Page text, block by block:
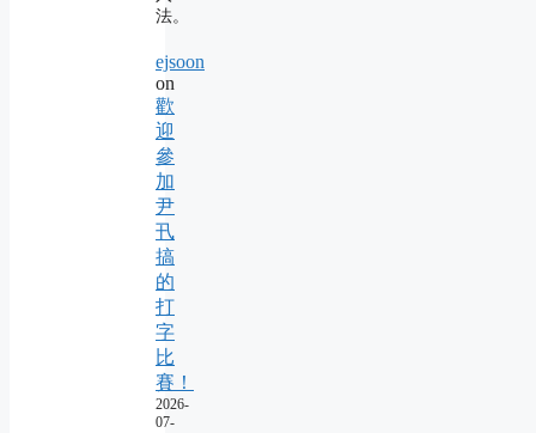
法。
ejsoon
on
歡
迎
參
加
尹
卂
搞
的
打
字
比
賽！
2026-
07-